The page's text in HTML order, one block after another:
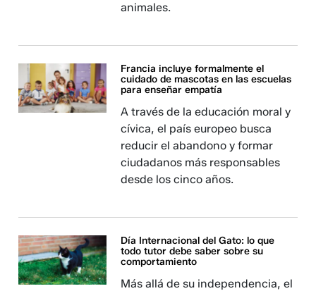
animales.
Francia incluye formalmente el
cuidado de mascotas en las escuelas
para enseñar empatía
A través de la educación moral y
cívica, el país europeo busca
reducir el abandono y formar
ciudadanos más responsables
desde los cinco años.
Día Internacional del Gato: lo que
todo tutor debe saber sobre su
comportamiento
Más allá de su independencia, el